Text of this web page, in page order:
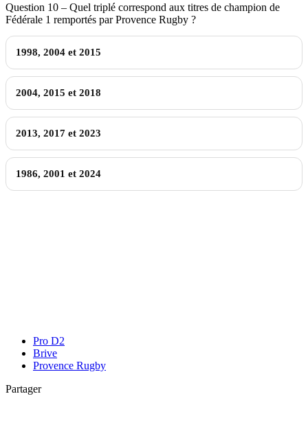
Question 10 – Quel triplé correspond aux titres de champion de
Fédérale 1 remportés par Provence Rugby ?
1998, 2004 et 2015
2004, 2015 et 2018
2013, 2017 et 2023
1986, 2001 et 2024
Pro D2
Brive
Provence Rugby
Partager